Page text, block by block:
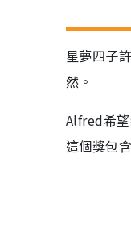
星夢四子
然。
Alfred希
這個獎包